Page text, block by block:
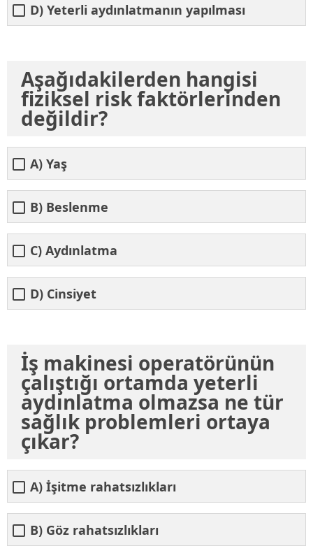
D) Yeterli aydınlatmanın yapılması
Aşağıdakilerden hangisi
fiziksel risk faktörlerinden
değildir?
A) Yaş
B) Beslenme
C) Aydınlatma
D) Cinsiyet
İş makinesi operatörünün
çalıştığı ortamda yeterli
aydınlatma olmazsa ne tür
sağlık problemleri ortaya
çıkar?
A) İşitme rahatsızlıkları
B) Göz rahatsızlıkları